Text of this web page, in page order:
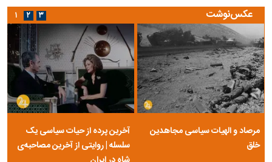
عکس‌نوشت
مرصاد و الهیات سیاسی مجاهدین
خلق
آخرین پرده از حیات سیاسی یک
سلسله | روایتی از آخرین مصاحبه‌ی
۱ ۲ ۳